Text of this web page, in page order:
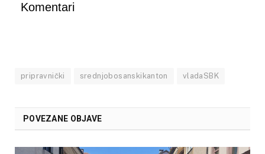
Komentari
pripravnički srednjobosanskikanton vladaSBK
POVEZANE OBJAVE